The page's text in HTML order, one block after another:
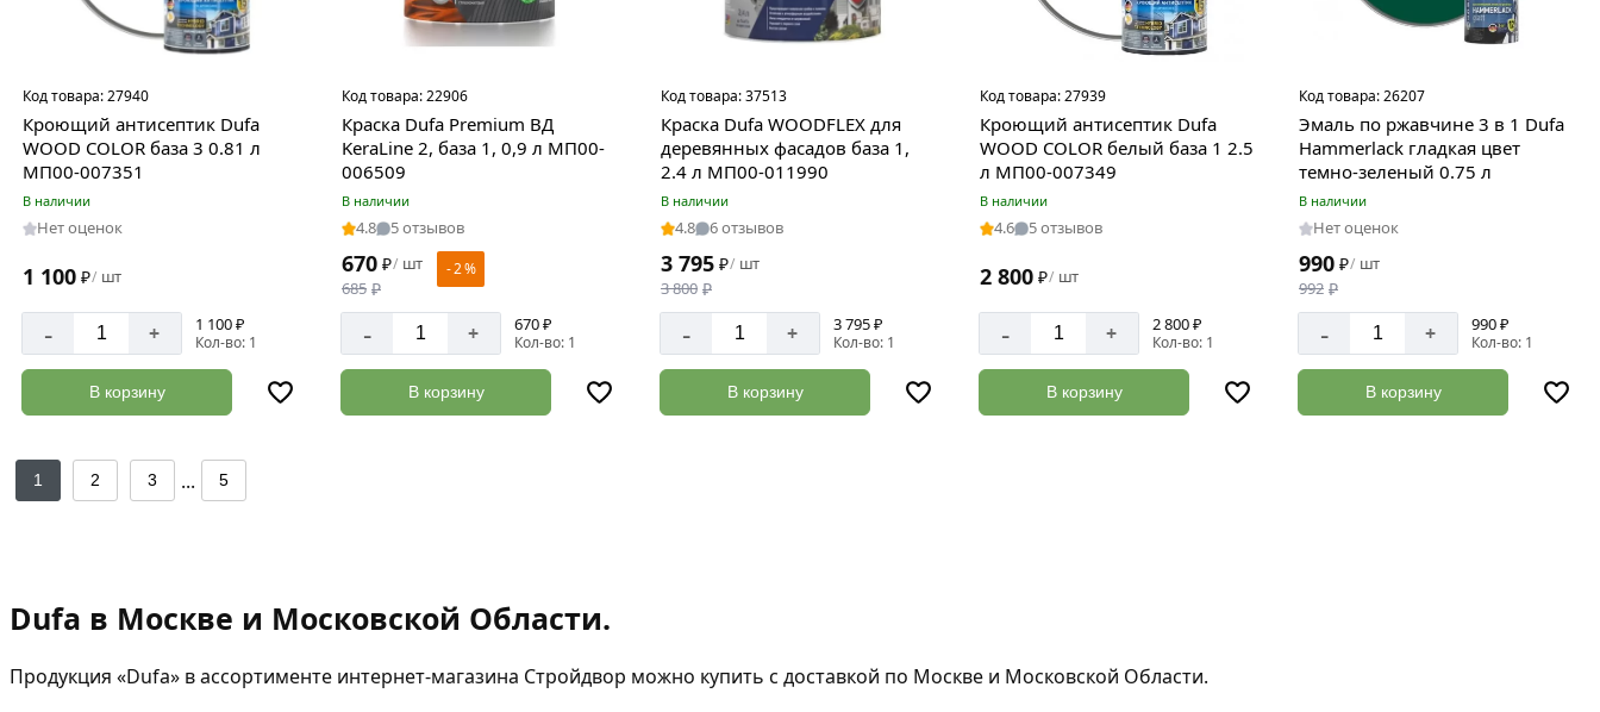
Код товара:27940
Кроющий антисептик Dufa
WOOD COLOR база 3 0.81 л
МП00-007351
В наличии
Нет оценок
1 100 ₽/ шт
- + 1 100 ₽
Кол-во: 1
В корзину
Код товара:22906
Краска Dufa Premium ВД
KeraLine 2, база 1, 0,9 л МП00-
006509
В наличии
4.8 5 отзывов
670 ₽/ шт
685 ₽
- 2 %
- + 670 ₽
Кол-во: 1
В корзину
Код товара:37513
Краска Dufa WOODFLEX для
деревянных фасадов база 1,
2.4 л МП00-011990
В наличии
4.8 6 отзывов
3 795 ₽/ шт
3 800 ₽
- + 3 795 ₽
Кол-во: 1
В корзину
Код товара:27939
Кроющий антисептик Dufa
WOOD COLOR белый база 1 2.5
л МП00-007349
В наличии
4.6 5 отзывов
2 800 ₽/ шт
- + 2 800 ₽
Кол-во: 1
В корзину
Код товара:26207
Эмаль по ржавчине 3 в 1 Dufa
Hammerlack гладкая цвет
темно-зеленый 0.75 л
В наличии
Нет оценок
990 ₽/ шт
992 ₽
- + 990 ₽
Кол-во: 1
В корзину
1 2 3 ... 5
Dufa в Москве и Московской Области.
Продукция «Dufa» в ассортименте интернет-магазина Стройдвор можно купить с доставкой по Москве и Московской Области.